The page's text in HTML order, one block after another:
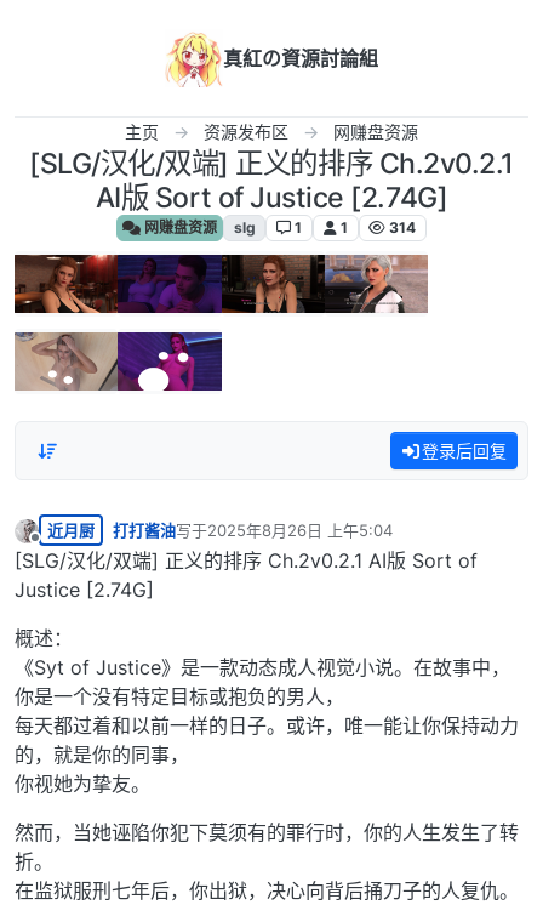
真紅の資源討論組
主页 资源发布区 网赚盘资源
[SLG/汉化/双端] 正义的排序 Ch.2v0.2.1
AI版 Sort of Justice [2.74G]
网赚盘资源 slg 1 1 314
登录后回复
离线
近月厨 打打酱油写于2025年8月26日 上午5:04
最后由 编辑
[SLG/汉化/双端] 正义的排序 Ch.2v0.2.1 AI版 Sort of
Justice [2.74G]
概述：
《Syt of Justice》是一款动态成人视觉小说。在故事中，
你是一个没有特定目标或抱负的男人，
每天都过着和以前一样的日子。或许，唯一能让你保持动力
的，就是你的同事，
你视她为挚友。
然而，当她诬陷你犯下莫须有的罪行时，你的人生发生了转
折。
在监狱服刑七年后，你出狱，决心向背后捅刀子的人复仇。